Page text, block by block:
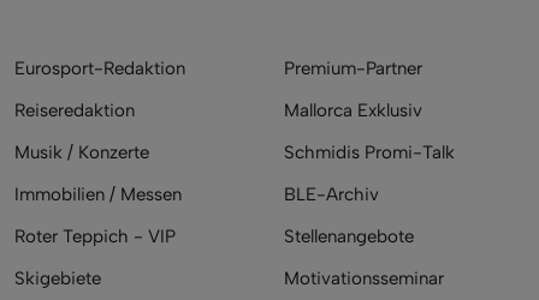
Eurosport-Redaktion
Reiseredaktion
Musik / Konzerte
Immobilien / Messen
Roter Teppich - VIP
Skigebiete
Premium-Partner
Mallorca Exklusiv
Schmidis Promi-Talk
BLE-Archiv
Stellenangebote
Motivationsseminar